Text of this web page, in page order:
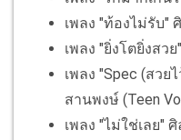
เพลง "ท้องไม่รับ"
เพลง "ยิ่งโตยิ่งสว
เพลง "Spec (สว
สานพงษ์ (Teen
เพลง "ไม่ใช่เลย"